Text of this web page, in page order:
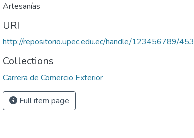
Artesanías
URI
http://repositorio.upec.edu.ec/handle/123456789/453
Collections
Carrera de Comercio Exterior
Full item page